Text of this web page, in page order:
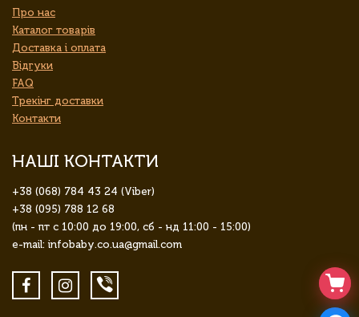
Про нас
Каталог товарів
Доставка і оплата
Відгуки
FAQ
Трекінг доставки
Контакти
НАШІ КОНТАКТИ
+38 (068) 784 43 24 (Viber)
+38 (095) 788 12 68
(пн - пт с 10:00 до 19:00, сб - нд 11:00 - 15:00)
e-mail: infobaby.co.ua@gmail.com